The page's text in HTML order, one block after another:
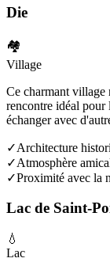
Die
🏘️
Village
Ce charmant village
rencontre idéal pour
échanger avec
✓Architecture
✓Atmosphère
✓Proximité avec la
Lac de Saint-
💧
Lac